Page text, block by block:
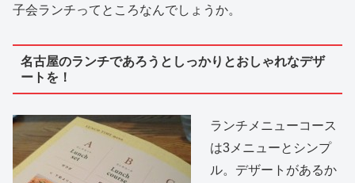
子会ランチってところなんでしょうか。
名古屋のランチであろうとしっかりとおしゃれなデザ
ートを！
ランチメニューコース
は3メニューとシンプ
ル。デザートがあるか